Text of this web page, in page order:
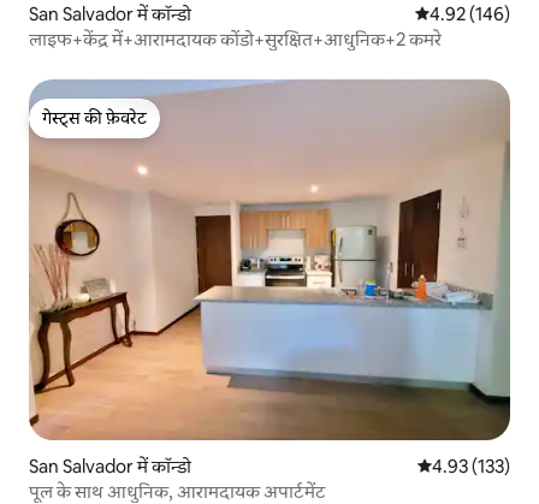
San Salvador में कॉन्डो औसत रेटिंग 5 में से
4.92 (146)
लाइफ+केंद्र में+आरामदायक कोंडो+सुरक्षित+आधुनिक+2 कमरे
गेस्ट्स की फ़ेवरेट
गेस्ट्स की फ़ेवरेट
San Salvador में कॉन्डो औसत रेटिंग 5 में से
4.93 (133)
पूल के साथ आधुनिक, आरामदायक अपार्टमेंट